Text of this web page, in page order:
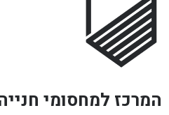
המרכז למחסומי חנייה